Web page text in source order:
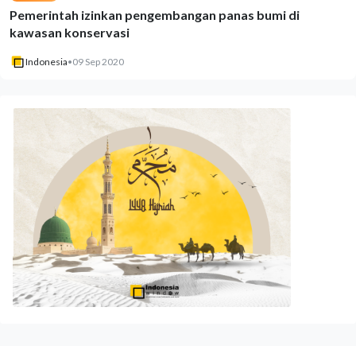
Pemerintah izinkan pengembangan panas bumi di
kawasan konservasi
Indonesia•09 Sep 2020